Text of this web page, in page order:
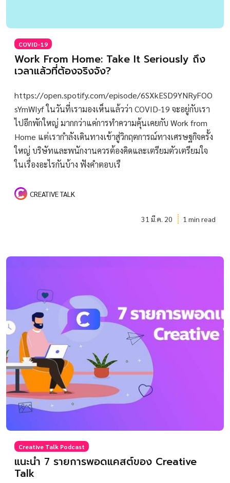
COVID-19
Work From Home: Take It Seriously ถึง
เวลาแล้วที่ต้องจริงจัง?
https://open.spotify.com/episode/6SXkESD9YNRyFOO
sYmWIyf ในวันที่เรามองเห็นแล้วว่า COVID-19 จะอยู่กับเรา
ไปอีกพักใหญ่ มากกว่าแค่การทำความคุ้นเคยกับ Work from
Home แต่เรากำลังเดินทางเข้าสู่วิกฤตการณ์ทางเศรษฐกิจครั้ง
ใหญ่ บริษัทและพนักงานควรต้องคิดและเตรียมตัวเตรียมใจ
ในเรื่องอะไรกันบ้าง ฟังคำตอบเรื
CREATIVE TALK
31 มี.ค. 20 1 min read
Creative Talk Podcast
แนะนำ 7 รายการพอดแคสต์ของ Creative
Talk